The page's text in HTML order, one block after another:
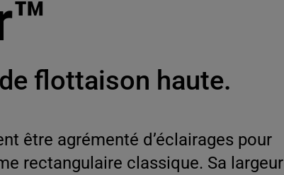
flottaison haute.
être agrémenté d’éclairages pour
rectangulaire classique. Sa largeur